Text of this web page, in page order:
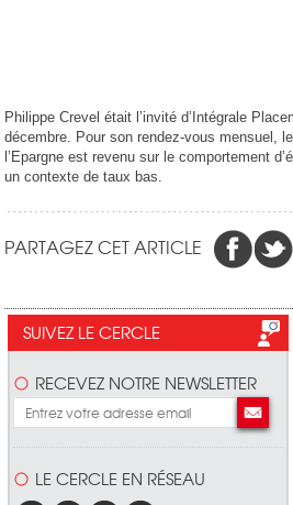
Philippe Crevel était l’invité d’Intégrale
décembre. Pour son rendez-vous mensuel,
l’Epargne est revenu sur le comportement
un contexte de taux bas.
PARTAGEZ CET ARTICLE
SUIVEZ LE CERCLE
RECEVEZ NOTRE NEWSLETTER
LE CERCLE EN RÉSEAU